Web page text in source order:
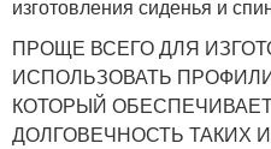
изготовления сиденья и
ПРОЩЕ ВСЕГО ДЛЯ
ИСПОЛЬЗОВАТЬ
КОТОРЫЙ
ДОЛГОВЕЧНОСТЬ ТАКИХ